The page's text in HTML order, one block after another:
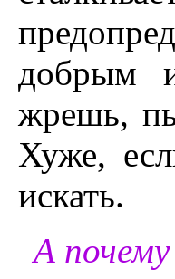
добрым
жрешь,
Хуже,
искать.
А